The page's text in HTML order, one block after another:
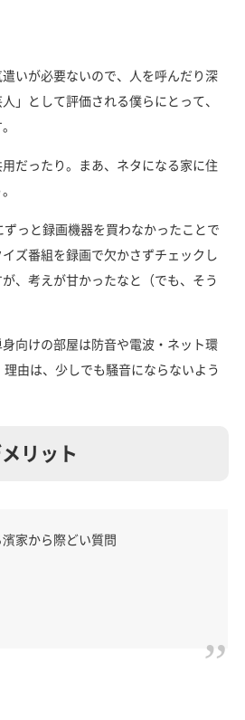
いが必要ないので、人を呼んだり深
」として評価される僕らにとって、
だったり。まあ、ネタになる家に住
っと録画機器を買わなかったことで
ズ番組を録画で欠かさずチェックし
、考えが甘かったなと（でも、そう
向けの部屋は防音や電波・ネット環
由は、少しでも騒音にならないよう
リット
家から際どい質問